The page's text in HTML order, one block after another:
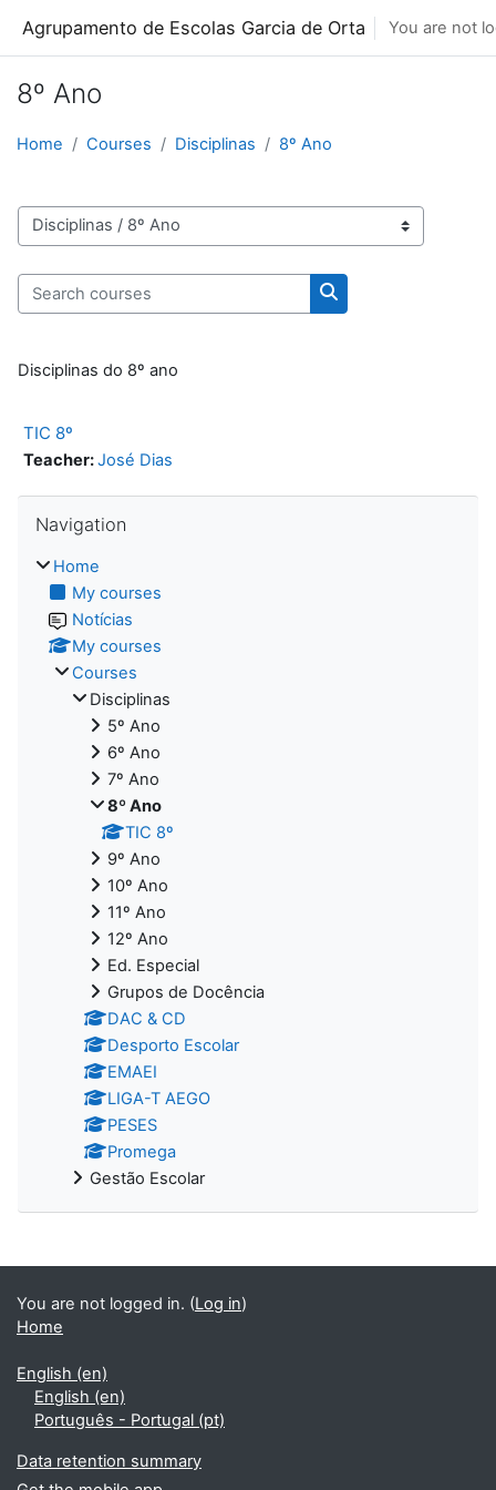
Agrupamento de Escolas Garcia de Orta You are not
8º Ano
Home Courses Disciplinas 8º Ano
Course categories
Search courses
Search courses
Disciplinas do 8º ano
TIC 8º
Teacher:José Dias
Navigation
Home
My courses
Notícias
My courses
Courses
Disciplinas
5º Ano
6º Ano
7º Ano
8º Ano
TIC 8º
9º Ano
10º Ano
11º Ano
12º Ano
Ed. Especial
Grupos de Docência
DAC & CD
Desporto Escolar
EMAEI
LIGA-T AEGO
PESES
Promega
Gestão Escolar
You are not logged in. (Log in)
Home
English ‎(en)‎
English ‎(en)‎
Português - Portugal ‎(pt)‎
Data retention summary